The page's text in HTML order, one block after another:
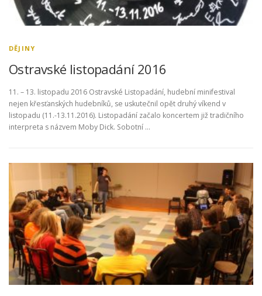
DĚJINY
Ostravské listopadání 2016
11. – 13. listopadu 2016 Ostravské Listopadání, hudební minifestival
nejen křesťanských hudebníků, se uskutečnil opět druhý víkend v
listopadu (11.-13.11.2016). Listopadání začalo koncertem již tradičního
interpreta s názvem Moby Dick. Sobotní …